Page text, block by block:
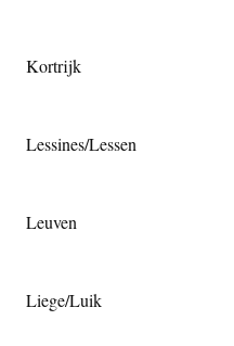
Kortrijk
Lessines/Lessen
Leuven
Liege/Luik